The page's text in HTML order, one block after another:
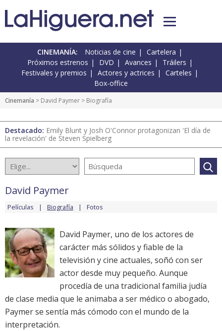
CINEMANÍA: Noticias de cine
Cartelera
Próximos estrenos
DVD Avances
Tráilers
Festivales y premios
Actores y actrices
Carteles
Box-office
Cinemanía > David Paymer > Biografía
Destacado: Emily Blunt y Josh O'Connor protagonizan 'El día de
la revelación' de Steven Spielberg
David Paymer
Películas Biografía Fotos
David Paymer, uno de los actores de
carácter más sólidos y fiable de la
televisión y cine actuales, soñó con ser
actor desde muy pequeño. Aunque
procedía de una tradicional familia judía
de clase media que le animaba a ser médico o abogado,
Paymer se sentía más cómodo con el mundo de la
interpretación.